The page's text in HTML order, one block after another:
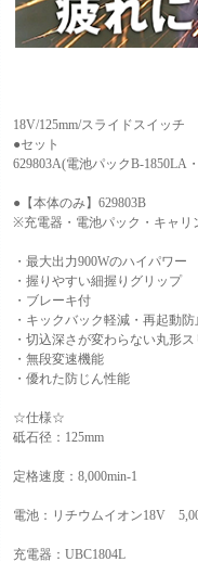
18V/125mm/スライドスイッチ
●セット
629803A(電池パックB-1850LA
●【本体のみ】629803B
※充電器・電池パック・キャリ
・最大出力900Wのハイパワー
・握りやすい細握りグリップ
・ブレーキ付
・キックバック軽減・再起動
・切込深さが変わらない丸形
・無段変速機能
・優れた防じん性能
☆仕様☆
砥石径：125mm
定格速度：8,000min-1
電池：リチウムイオン18V
充電器：UBC1804L